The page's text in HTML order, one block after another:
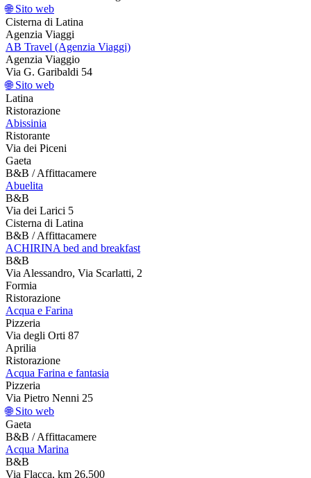
🌐 Sito web
Cisterna di Latina
Agenzia Viaggi
AB Travel (Agenzia Viaggi)
Agenzia Viaggio
Via G. Garibaldi 54
🌐 Sito web
Latina
Ristorazione
Abissinia
Ristorante
Via dei Piceni
Gaeta
B&B / Affittacamere
Abuelita
B&B
Via dei Larici 5
Cisterna di Latina
B&B / Affittacamere
ACHIRINA bed and breakfast
B&B
Via Alessandro, Via Scarlatti, 2
Formia
Ristorazione
Acqua e Farina
Pizzeria
Via degli Orti 87
Aprilia
Ristorazione
Acqua Farina e fantasia
Pizzeria
Via Pietro Nenni 25
🌐 Sito web
Gaeta
B&B / Affittacamere
Acqua Marina
B&B
Via Flacca, km 26,500